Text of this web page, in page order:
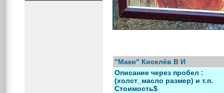
"Маки" Киселёв В И
Описание через пробел :
(холст_масло размер) и т.п.
Стоимость$